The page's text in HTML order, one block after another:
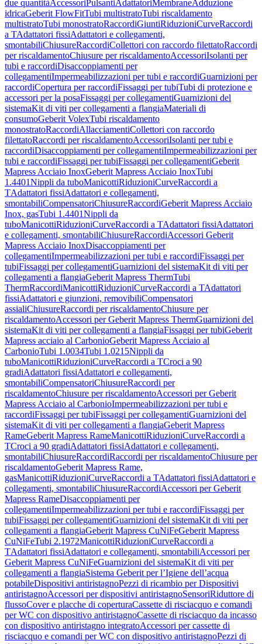
due quantitàAccessoriPulsantiAdattatoriMembraneAdduzione
idricaGeberit FlowFitTubi multistratoTubi riscaldamento
multistratoTubi monostratoRaccordiGiuntiRiduzioniCurveRaccordi
a TAdattatori fissiAdattatori e collegamenti,
smontabiliChiusureRaccordiCollettori con raccordo filettatoRaccordi
per riscaldamentoChiusure per riscaldamentoAccessoriIsolanti per
tubi e raccordiDisaccoppiamenti per
collegamentiImpermeabilizzazioni per tubi e raccordiGuarnizioni per
raccordiCopertura per raccordiFissaggi per tubiTubi di protezione e
accessori per la posaFissaggi per collegamentiGuarnizioni del
sistemaKit di viti per collegamenti a flangiaMateriali di
consumoGeberit VolexTubi riscaldamento
monostratoRaccordiAllacciamentiCollettori con raccordo
filettatoRaccordi per riscaldamentoAccessoriIsolanti per tubi e
raccordiDisaccoppiamenti per collegamentiImpermeabilizzazioni per
tubi e raccordiFissaggi per tubiFissaggi per collegamentiGeberit
Mapress Acciaio InoxGeberit Mapress Acciaio InoxTubi
1.4401Nippli da tuboManicottiRiduzioniCurveRaccordi a
TAdattatori fissiAdattatori e collegamenti,
smontabiliCompensatoriChiusureRaccordiGeberit Mapress Acciaio
Inox, gasTubi 1.4401Nippli da
tuboManicottiRiduzioniCurveRaccordi a TAdattatori fissiAdattatori
e collegamenti, smontabiliChiusureRaccordiAccessori Geberit
Mapress Acciaio InoxDisaccoppiamenti per
collegamentiImpermeabilizzazioni per tubi e raccordiFissaggi per
tubiFissaggi per collegamentiGuarnizioni del sistemaKit di viti per
collegamenti a flangiaGeberit Mapress ThermTubi
ThermRaccordiManicottiRiduzioniCurveRaccordi a TAdattatori
fissiAdattatori e giunzioni, removibiliCompensatori
assialiChiusureRaccordi per riscaldamentoChiusure per
riscaldamentoAccessori per Geberit Mapress ThermGuarnizioni del
sistemaKit di viti per collegamenti a flangiaFissaggi per tubiGeberit
Mapress acciaio al CarbonioGeberit Mapress Acciaio al
CarbonioTubi 1.0034Tubi 1.0215Nippli da
tuboManicottiRiduzioniCurveRaccordi a TCroci a 90
gradiAdattatori fissiAdattatori e collegamenti,
smontabiliCompensatoriChiusureRaccordi per
riscaldamentoChiusure per riscaldamentoAccessori per Geberit
Mapress Acciaio al CarbonioImpermeabilizzazioni per tubi e
raccordiFissaggi per tubiFissaggi per collegamentiGuarnizioni del
sistemaKit di viti per collegamenti a flangiaGeberit Mapress
RameGeberit Mapress RameManicottiRiduzioniCurveRaccordi a
TCroci a 90 gradiAdattatori fissiAdattatori e collegamenti,
smontabiliChiusureRaccordiRaccordi per riscaldamentoChiusure per
riscaldamentoGeberit Mapress Rame,
gasManicottiRiduzioniCurveRaccordi a TAdattatori fissiAdattatori e
collegamenti, smontabiliChiusureRaccordiAccessori per Geberit
Mapress RameDisaccoppiamenti per
collegamentiImpermeabilizzazioni per tubi e raccordiFissaggi per
tubiFissaggi per collegamentiGuarnizioni del sistemaKit di viti per
collegamenti a flangiaGeberit Mapress CuNiFeGeberit Mapress
CuNiFeTubi 2.1972ManicottiRiduzioniCurveRaccordi a
TAdattatori fissiAdattatori e collegamenti, smontabiliAccessori per
Geberit Mapress CuNiFeGuarnizioni del sistemaKit di viti per
collegamenti a flangiaSistema Geberit per l’Igiene dell’acqua
potabileDispositivi antiristagnoPezzi di ricambio per Dispositivi
antiristagnoAccessori per dispositivi antiristagnoSensoriRiduttore di
flussoCover e placche di coperturaCassette di risciacquo e comandi
per WC con dispositivo antiristagnoCassette di risciacquo da incasso
con dispositivo antiristagno integratoAccessori per cassette di
risciacquo e comandi per WC con dispositivo antiristagnoPezzi di